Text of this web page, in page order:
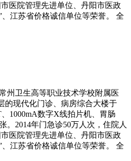
医院管理先进单位、丹阳市医政
江苏省价格诚信单位等荣誉。 全
州卫生高等职业技术学校附属医
的现代化门诊、病房综合大楼于
1000mA数字X线拍片机、胃肠
2014年门急诊50万人次，住院人
医院管理先进单位、丹阳市医政
江苏省价格诚信单位等荣誉。 全